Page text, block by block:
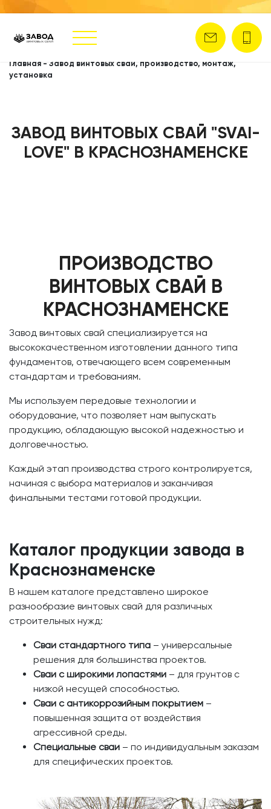
Главная - Завод винтовых свай, производство, монтаж,
установка
ЗАВОД ВИНТОВЫХ СВАЙ "SVAI-
LOVE" В КРАСНОЗНАМЕНСКЕ
ПРОИЗВОДСТВО
ВИНТОВЫХ СВАЙ В
КРАСНОЗНАМЕНСКЕ
Завод винтовых свай специализируется на
высококачественном изготовлении данного типа
фундаментов, отвечающего всем современным
стандартам и требованиям.
Мы используем передовые технологии и
оборудование, что позволяет нам выпускать
продукцию, обладающую высокой надежностью и
долговечностью.
Каждый этап производства строго контролируется,
начиная с выбора материалов и заканчивая
финальными тестами готовой продукции.
Каталог продукции завода в
Краснознаменске
В нашем каталоге представлено широкое
разнообразие винтовых свай для различных
строительных нужд:
Сваи стандартного типа – универсальные
решения для большинства проектов.
Сваи с широкими лопастями – для грунтов с
низкой несущей способностью.
Сваи с антикоррозийным покрытием –
повышенная защита от воздействия
агрессивной среды.
Специальные сваи – по индивидуальным заказам
для специфических проектов.